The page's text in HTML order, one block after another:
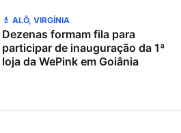
💄 ALÔ, VIRGÍNIA
Dezenas formam fila para
participar de inauguração da 1ª
loja da WePink em Goiânia